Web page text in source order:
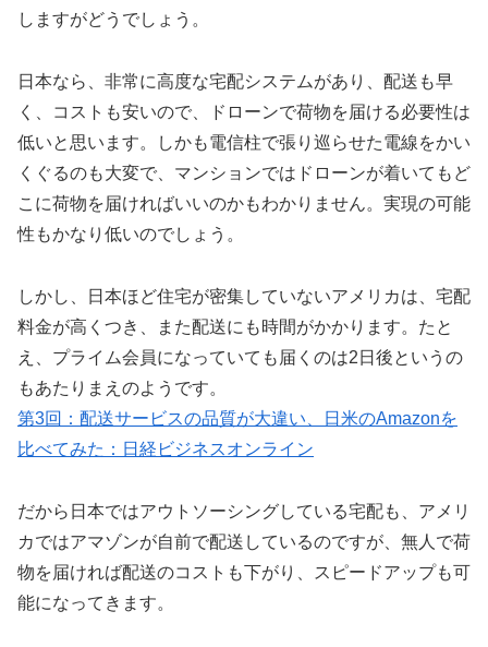
しますがどうでしょう。
日本なら、非常に高度な宅配システムがあり、配送も早
く、コストも安いので、ドローンで荷物を届ける必要性は
低いと思います。しかも電信柱で張り巡らせた電線をかい
くぐるのも大変で、マンションではドローンが着いてもど
こに荷物を届ければいいのかもわかりません。実現の可能
性もかなり低いのでしょう。
しかし、日本ほど住宅が密集していないアメリカは、宅配
料金が高くつき、また配送にも時間がかかります。たと
え、プライム会員になっていても届くのは2日後というの
もあたりまえのようです。
第3回：配送サービスの品質が大違い、日米のAmazonを
比べてみた：日経ビジネスオンライン
だから日本ではアウトソーシングしている宅配も、アメリ
カではアマゾンが自前で配送しているのですが、無人で荷
物を届ければ配送のコストも下がり、スピードアップも可
能になってきます。